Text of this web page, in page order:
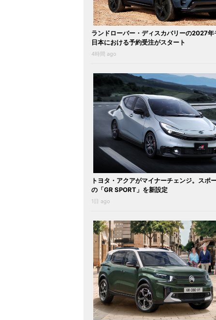
ランドローバー・ディスカバリーの2027年
日本における予約受注がスタート
4時間 ago
トヨタ・アクアがマイナーチェンジ。スポ
の「GR SPORT」を新設定
1日 ago